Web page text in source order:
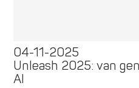
04-11-2025
Unleash 2025: van
AI